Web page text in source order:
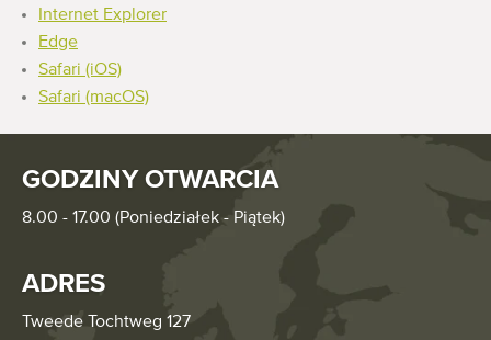
Internet Explorer
Edge
Safari (iOS)
Safari (macOS)
GODZINY OTWARCIA
8.00 - 17.00 (Poniedziałek - Piątek)
ADRES
Tweede Tochtweg 127